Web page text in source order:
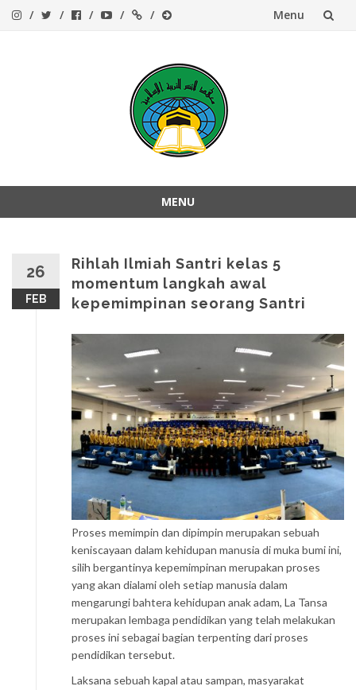
Menu
MENU
26
FEB
Rihlah Ilmiah Santri kelas 5
momentum langkah awal
kepemimpinan seorang Santri
Proses memimpin dan dipimpin merupakan sebuah
keniscayaan dalam kehidupan manusia di muka bumi ini,
silih bergantinya kepemimpinan merupakan proses
yang akan dialami oleh setiap manusia dalam
mengarungi bahtera kehidupan anak adam, La Tansa
merupakan lembaga pendidikan yang telah melakukan
proses ini sebagai bagian terpenting dari proses
pendidikan tersebut.
Laksana sebuah kapal atau sampan, masyarakat